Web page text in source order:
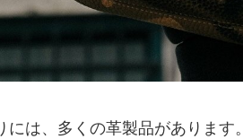
には、多くの革製品があります。